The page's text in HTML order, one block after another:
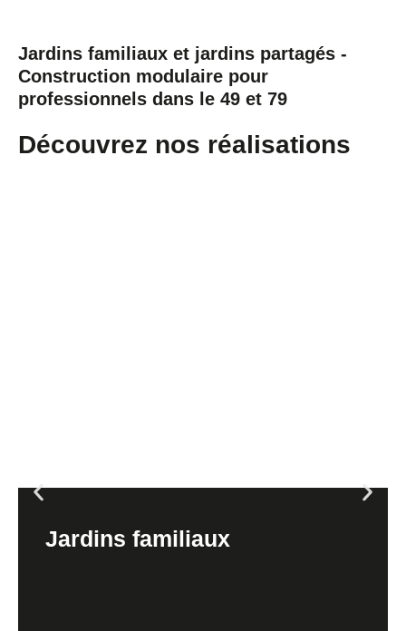
Jardins familiaux et jardins partagés -
Construction modulaire pour
professionnels dans le 49 et 79
Découvrez nos réalisations
Jardins familiaux